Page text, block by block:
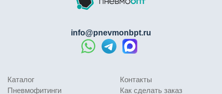
элемент до упора. Поверхности должны быть
Наденьте хомут с вкладышем на фиксируемый
объект, расположив его строго над посадочным
местом. Вкладыш должен равномерно прилегать
Установите обжимные клещи на ушко хомута.
Равномерно обожмите ушко до упора,
Каталог
Пневмофитинги
Контакты
Как сделать заказ
info@pnevmonbpt.ru